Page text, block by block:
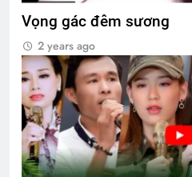
Vọng gác đêm sương
2 years ago